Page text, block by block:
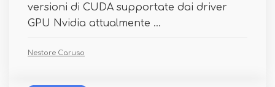
versioni di CUDA supportate dai driver
GPU Nvidia attualmente ...
Nestore Caruso